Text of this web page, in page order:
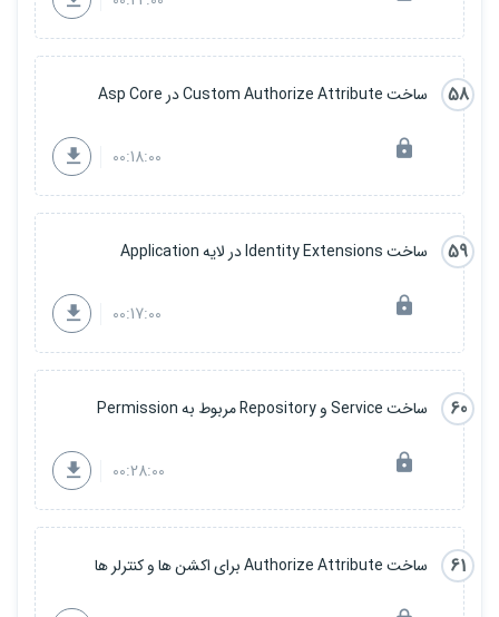
58 ساخت Custom Authorize Attribute در Asp Core
00:18:00
59 ساخت Identity Extensions در لایه Application
00:17:00
60 ساخت Service و Repository مربوط به Permission
00:28:00
61 ساخت Authorize Attribute برای اکشن ها و کنترلر ها